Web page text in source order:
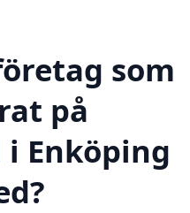
som
på
Enköping